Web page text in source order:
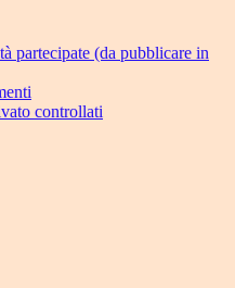
partecipate (da pubblicare in
controllati